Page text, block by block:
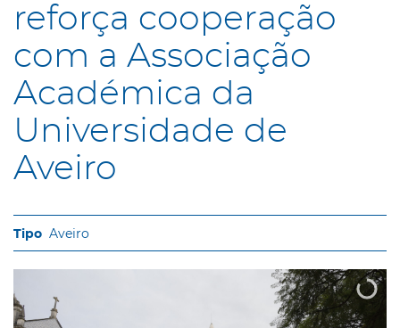
reforça cooperação
com a Associação
Académica da
Universidade de
Aveiro
Aveiro